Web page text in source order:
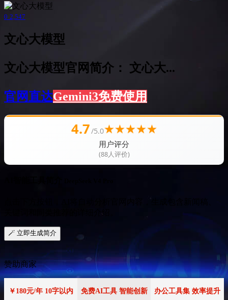
0 2,547
文心大模型
文心大模型官网简介： 文心大...
官网直达Gemini3免费使用
4.7/5.0★★★★★
用户评分
(88人评价)
关键词和同类推荐的详细介绍。
🪄 立即生成简介
赞助商家
￥180元/年 10字以内 免费AI工具 智能创新 办公工具集 效率提升